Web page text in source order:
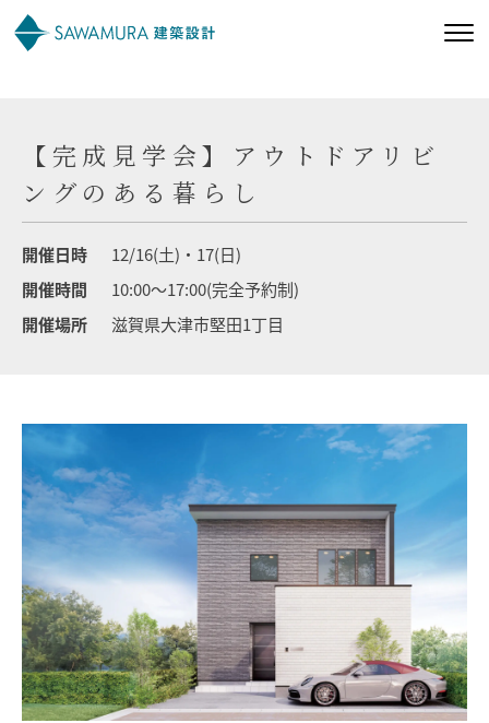
私たちの家づくり
施工事例
オーナー様向け
モデルハウス イベント参加
資料請求 相談予約
【完成見学会】アウトドアリビ
ングのある暮らし
開催日時
12/16(土)・17(日)
開催時間
10:00～17:00(完全予約制)
開催場所
滋賀県大津市堅田1丁目